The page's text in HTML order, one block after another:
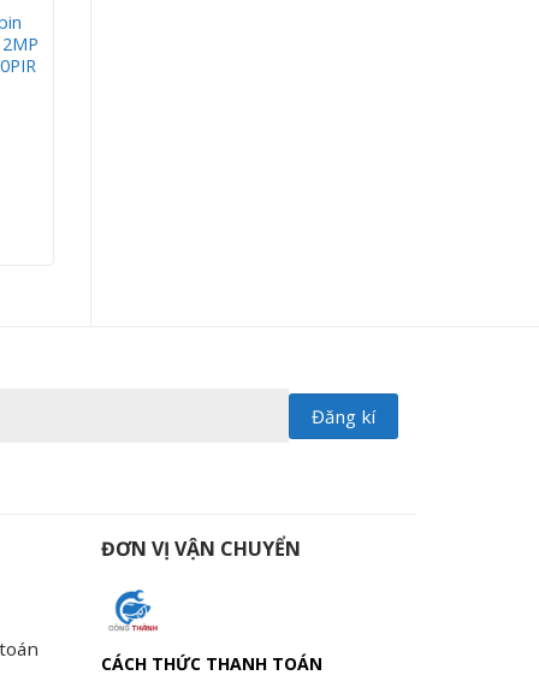
ĐƠN VỊ VẬN CHUYỂN
CÁCH THỨC THANH TOÁN